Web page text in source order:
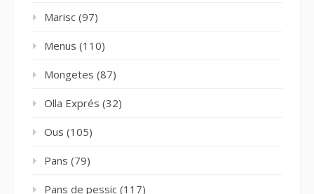
Marisc (97)
Menus (110)
Mongetes (87)
Olla Exprés (32)
Ous (105)
Pans (79)
Pans de pessic (117)